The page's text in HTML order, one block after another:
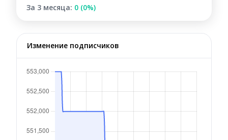
За 3 месяца: 0 (0%)
Изменение подписчиков